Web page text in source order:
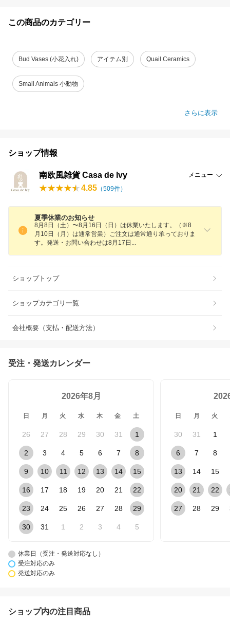
この商品のカテゴリー
Bud Vases (小花入れ) アイテム別 Quail Ceramics
Small Animals 小動物
さらに表示
ショップ情報
南欧風雑貨 Casa de Ivy メニュー
4.85 （509件）
夏季休業のお知らせ
8月8日（土）〜8月16日（日）は休業いたします。（※8
月10日（月）は通常営業）ご注文は通常通り承っておりま
す。発送・お問い合わせは8月17 日
ショップトップ
ショップカテゴリ一覧
会社概要（支払・配送方法）
受注・発送カレンダー
2026年8月
日 月 火 水 木 金 土
26 27 28 29 30 31 1
2 3 4 5 6 7 8
9 10 11 12 13 14 15
16 17 18 19 20 21 22
23 24 25 26 27 28 29
30 31 1 2 3 4 5
日 月 火
30 31 1
6 7 8
13 14 15
20 21 22
27 28 29
休業日（受注・発送対応なし）
受注対応のみ
発送対応のみ
ショップ内の注目商品